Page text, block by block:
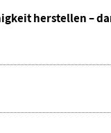
herstellen –